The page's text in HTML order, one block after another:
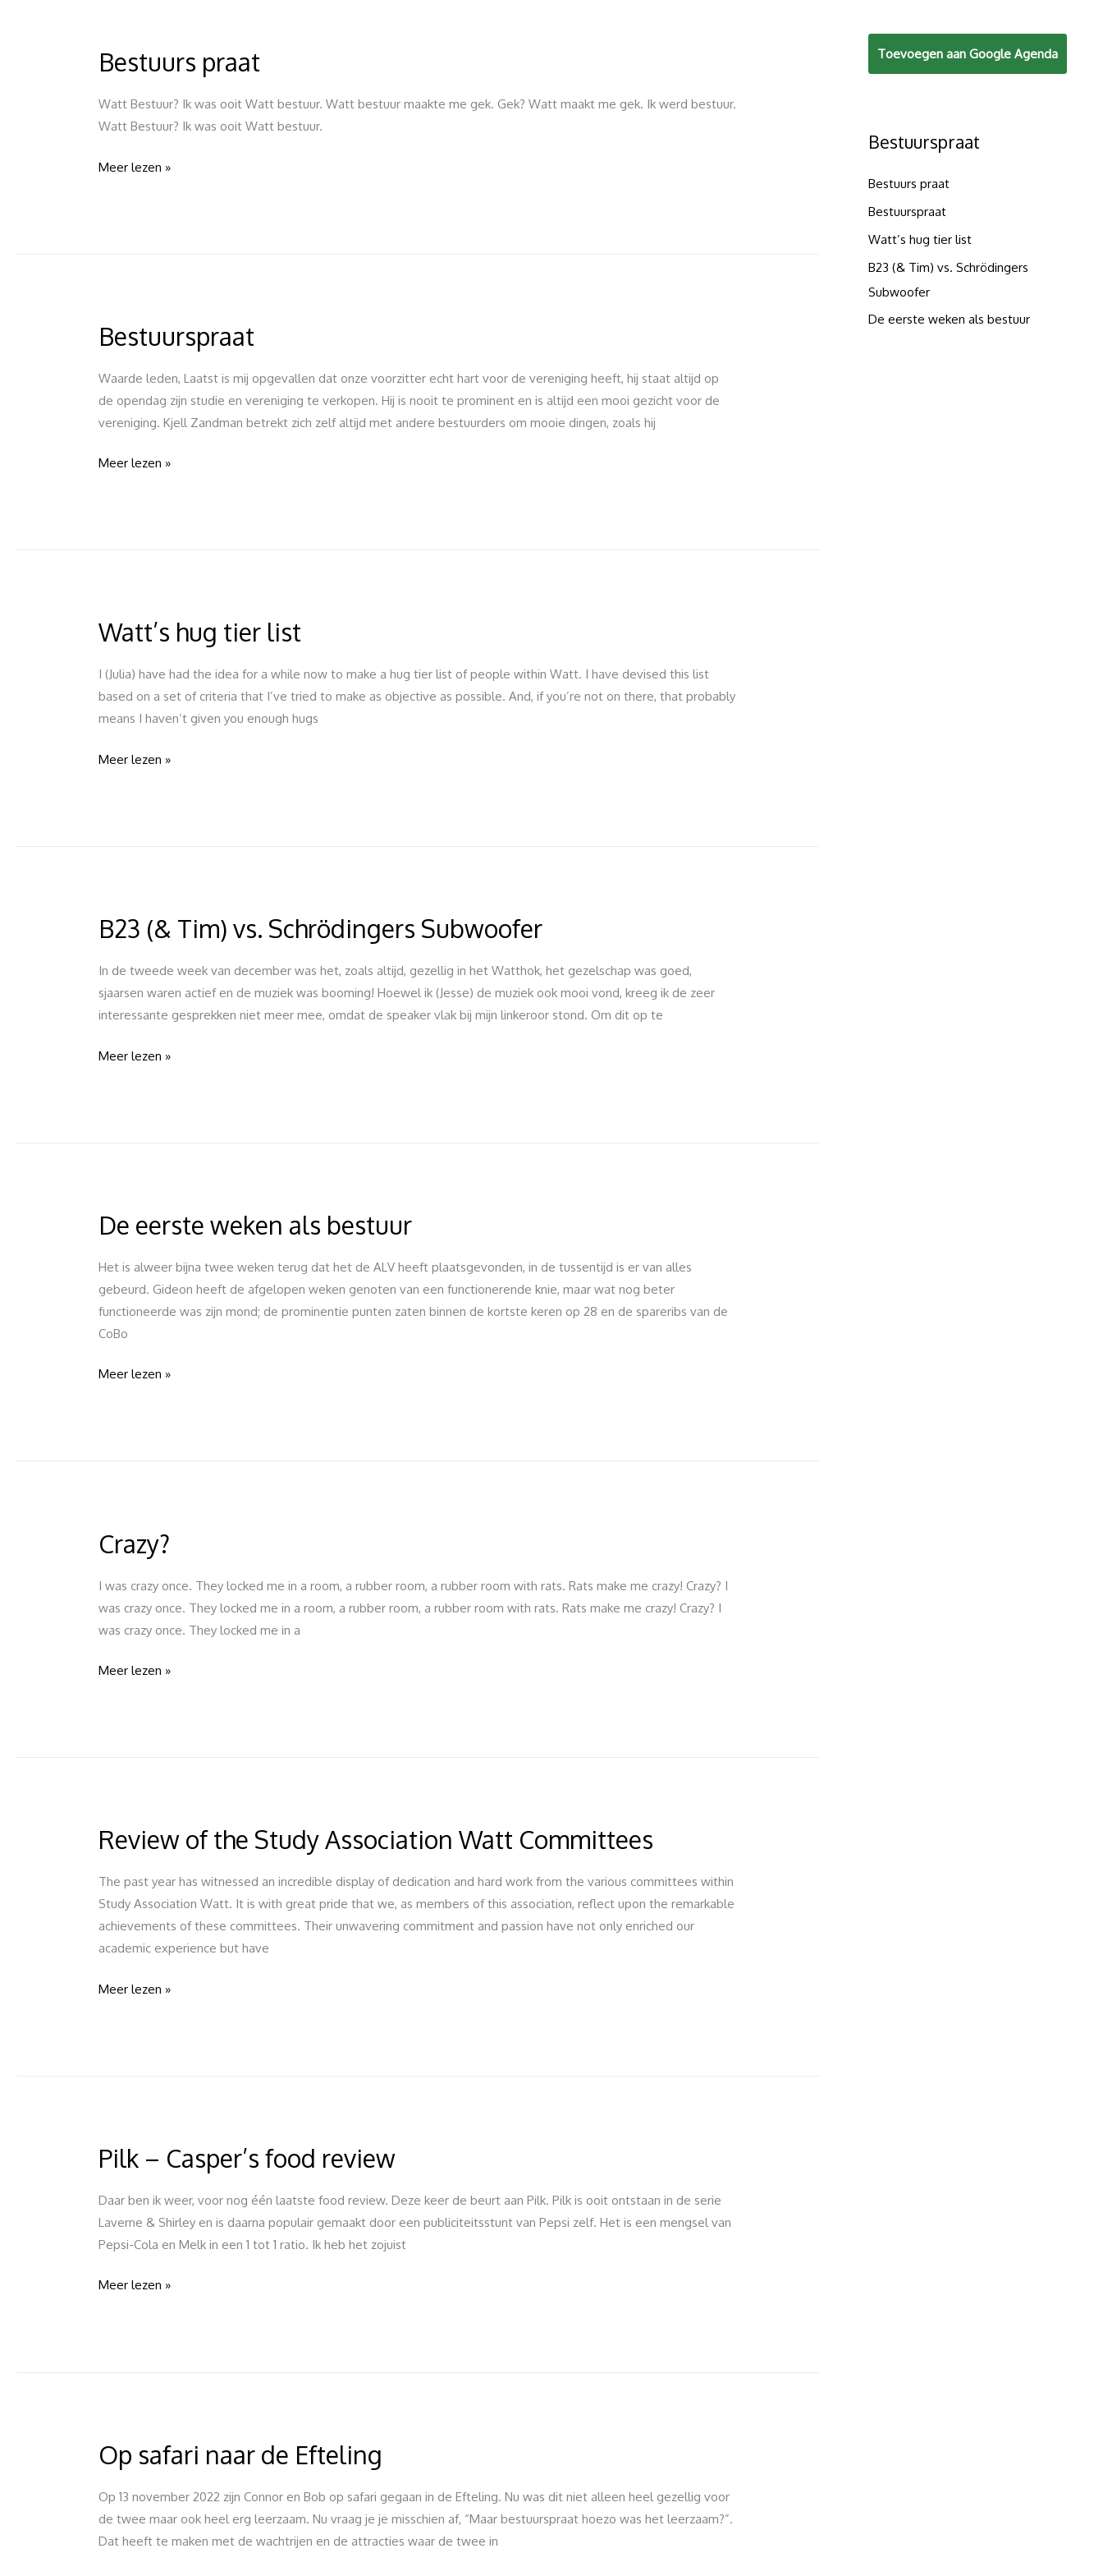
Bestuurs praat
Watt Bestuur? Ik was ooit Watt bestuur. Watt bestuur maakte me gek. Gek? Watt maakt me gek. Ik werd bestuur.
Watt Bestuur? Ik was ooit Watt bestuur.
Bestuurs
Meer lezen »
Bestuurspraat
Waarde leden, Laatst is mij opgevallen dat onze voorzitter echt hart voor de vereniging heeft, hij staat altijd op
de opendag zijn studie en vereniging te verkopen. Hij is nooit te prominent en is altijd een mooi gezicht voor de
vereniging. Kjell Zandman betrekt zich zelf altijd met andere bestuurders om mooie dingen, zoals hij
Bestuurspraat
Meer lezen »
Watt’s hug tier list
I (Julia) have had the idea for a while now to make a hug tier list of people within Watt. I have devised this list
based on a set of criteria that I’ve tried to make as objective as possible. And, if you’re not on there, that probably
means I haven’t given you enough hugs
Watt’s
tier
list
Meer lezen »
B23 (& Tim) vs. Schrödingers Subwoofer
In de tweede week van december was het, zoals altijd, gezellig in het Watthok, het gezelschap was goed,
sjaarsen waren actief en de muziek was booming! Hoewel ik (Jesse) de muziek ook mooi vond, kreeg ik de zeer
interessante gesprekken niet meer mee, omdat de speaker vlak bij mijn linkeroor stond. Om dit op te
B23
Tim)
vs.
Schrödingers
Meer lezen »
De eerste weken als bestuur
Het is alweer bijna twee weken terug dat het de ALV heeft plaatsgevonden, in de tussentijd is er van alles
gebeurd. Gideon heeft de afgelopen weken genoten van een functionerende knie, maar wat nog beter
functioneerde was zijn mond; de prominentie punten zaten binnen de kortste keren op 28 en de spareribs van de
CoBo
De
weken
als
bestuur
Meer lezen »
Crazy?
I was crazy once. They locked me in a room, a rubber room, a rubber room with rats. Rats make me crazy! Crazy? I
was crazy once. They locked me in a room, a rubber room, a rubber room with rats. Rats make me crazy! Crazy? I
was crazy once. They locked me in a
Crazy?
Meer lezen »
Review of the Study Association Watt Committees
The past year has witnessed an incredible display of dedication and hard work from the various committees within
Study Association Watt. It is with great pride that we, as members of this association, reflect upon the remarkable
achievements of these committees. Their unwavering commitment and passion have not only enriched our
academic experience but have
Review
the
Study
Association
Watt
Meer lezen »
Pilk – Casper’s food review
Daar ben ik weer, voor nog één laatste food review. Deze keer de beurt aan Pilk. Pilk is ooit ontstaan in de serie
Laverne & Shirley en is daarna populair gemaakt door een publiciteitsstunt van Pepsi zelf. Het is een mengsel van
Pepsi-Cola en Melk in een 1 tot 1 ratio. Ik heb het zojuist
Pilk
Casper’s
food
review
Meer lezen »
Op safari naar de Efteling
Op 13 november 2022 zijn Connor en Bob op safari gegaan in de Efteling. Nu was dit niet alleen heel gezellig voor
de twee maar ook heel erg leerzaam. Nu vraag je je misschien af, “Maar bestuurspraat hoezo was het leerzaam?”.
Dat heeft te maken met de wachtrijen en de attracties waar de twee in
Op
safari
naar
de
Efteling
Toevoegen aan Google Agenda
Bestuurspraat
Bestuurs praat
Bestuurspraat
Watt’s hug tier list
B23 (& Tim) vs. Schrödingers
Subwoofer
De eerste weken als bestuur